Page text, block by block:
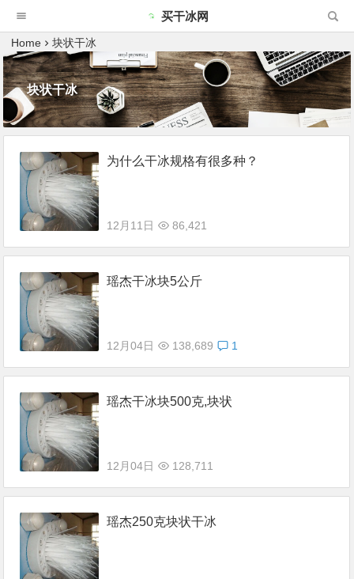
买干冰网
Home 块状干冰
块状干冰
为什么干冰规格有很多种？
12月11日 86,421
瑶杰干冰块5公斤
12月04日 138,689 1
瑶杰干冰块500克,块状
12月04日 128,711
瑶杰250克块状干冰